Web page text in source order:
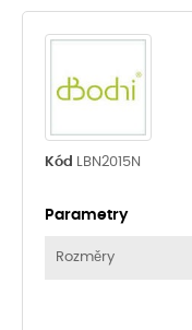
Kód LBN2015N
Parametry
Rozměry